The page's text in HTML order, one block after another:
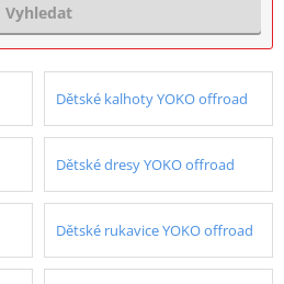
Vyhledat
Dětské kalhoty YOKO offroad
Dětské dresy YOKO offroad
Dětské rukavice YOKO offroad